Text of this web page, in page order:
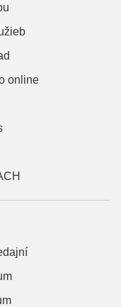
online